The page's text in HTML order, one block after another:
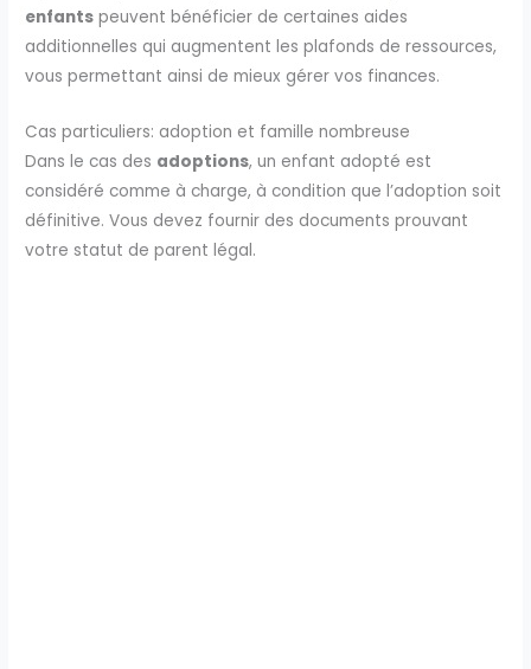
enfants peuvent bénéficier de certaines aides
additionnelles qui augmentent les plafonds de ressources,
vous permettant ainsi de mieux gérer vos finances.
Cas particuliers: adoption et famille nombreuse
Dans le cas des adoptions, un enfant adopté est
considéré comme à charge, à condition que l’adoption soit
définitive. Vous devez fournir des documents prouvant
votre statut de parent légal.